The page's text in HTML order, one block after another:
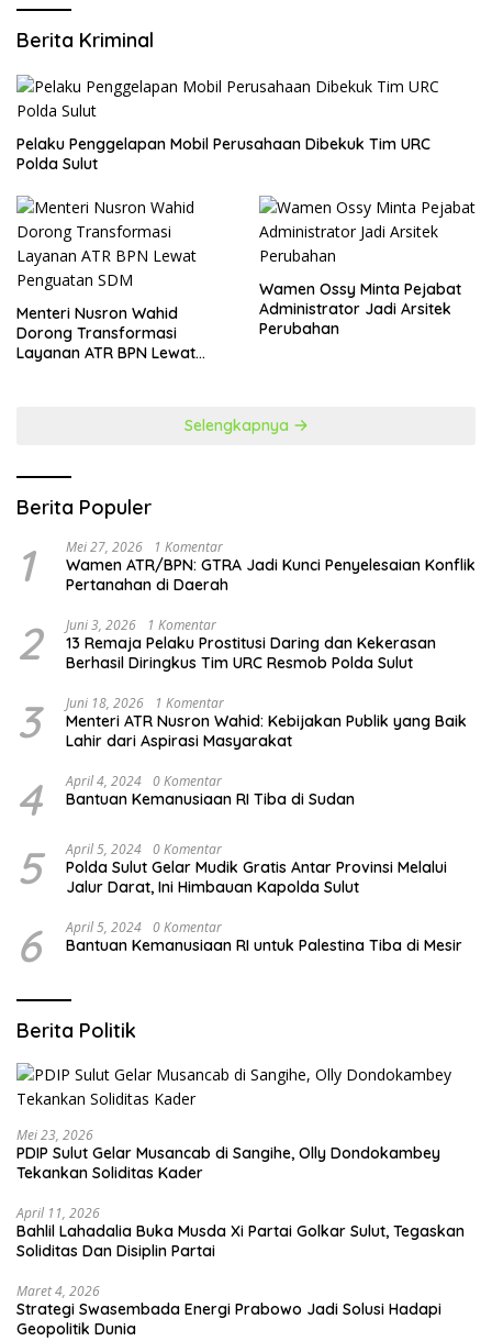
Berita Kriminal
​Pelaku Penggelapan Mobil Perusahaan Dibekuk Tim URC
Polda Sulut
​Menteri Nusron Wahid
Dorong Transformasi
Layanan ATR BPN Lewat
Wamen Ossy Minta Pejabat
Administrator Jadi Arsitek
Perubahan
Selengkapnya
Berita Populer
1 Mei 27, 2026 1 Komentar
Wamen ATR/BPN: GTRA Jadi Kunci Penyelesaian Konflik
Pertanahan di Daerah
2 Juni 3, 2026 1 Komentar
13 Remaja Pelaku Prostitusi Daring dan Kekerasan
Berhasil Diringkus Tim URC Resmob Polda Sulut
3 Juni 18, 2026 1 Komentar
Menteri ATR Nusron Wahid: Kebijakan Publik yang Baik
Lahir dari Aspirasi Masyarakat
4 April 4, 2024 0 Komentar
Bantuan Kemanusiaan RI Tiba di Sudan
5 April 5, 2024 0 Komentar
Polda Sulut Gelar Mudik Gratis Antar Provinsi Melalui
Jalur Darat, Ini Himbauan Kapolda Sulut
6 April 5, 2024 0 Komentar
Bantuan Kemanusiaan RI untuk Palestina Tiba di Mesir
Berita Politik
Mei 23, 2026
PDIP Sulut Gelar Musancab di Sangihe, Olly Dondokambey
Tekankan Soliditas Kader
April 11, 2026
Bahlil Lahadalia Buka Musda Xi Partai Golkar Sulut, Tegaskan
Soliditas Dan Disiplin Partai
Maret 4, 2026
Strategi Swasembada Energi Prabowo Jadi Solusi Hadapi
Geopolitik Dunia